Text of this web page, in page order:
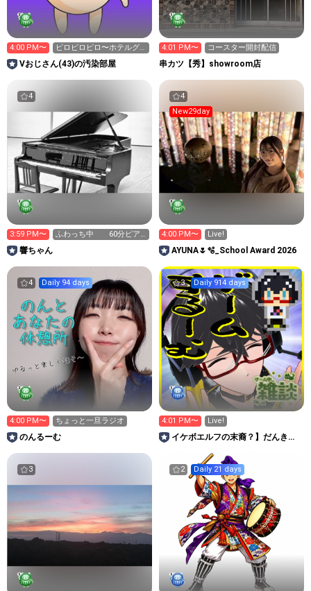
4:00 PM〜
ピロピロピロ〜ホテルグ
ローバルビュー新潟か
ら。
Vおじさん(43)の汚染部屋
4:01 PM〜 コースター開封配信
串カツ【秀】showroom店
4
3:59 PM〜
ふわっち中 60分ピア
響ちゃん
4
New29day
4:00 PM〜 Live!
AYUNA🌷🫧_School Award 2026
4 Daily 94 days
4:00 PM〜 ちょっと一旦ラジオ
のんるーむ
3 Daily 914 days
4:01 PM〜 Live!
イケボエルフの末裔？】だんきゅ
3 2 Daily 21 days